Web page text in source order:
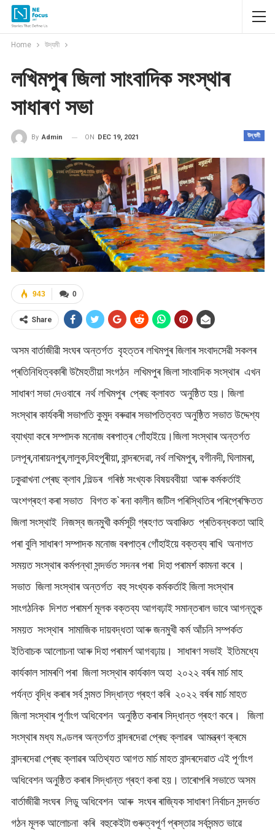
Home উদ্যমী
লখিমপুৰ জিলা সাংবাদিক সংস্থাৰ
সাধাৰণ সভা
উদ্যমী
By Admin ON DEC 19, 2021
0
943
Share
অসম বার্তাজীৱী সংঘৰ অন্তৰ্গত বৃহত্তৰ লখিমপুৰ জিলাৰ সংবাদসেৱী সকলৰ
প্ৰতিনিধিত্বকাৰী উমৈহতীয়া সংগঠন লখিমপুৰ জিলা সাংবাদিক সংস্থাৰ এখন
সাধাৰণ সভা দেওবাৰে নৰ্থ লখিমপুৰ প্ৰেছ ক্লাবত অনুষ্ঠিত হয়। জিলা
সংস্থাৰ কাৰ্যকৰী সভাপতি কুমুদ বৰুৱাৰ সভাপতিত্বত অনুষ্ঠিত সভাত উদ্দেশ্য
ব্যাখ্যা কৰে সম্পাদক মনোজ বৰপাত্ৰ গোঁহাইয়ে।জিলা সংস্থাৰ অন্তৰ্গত
ঢলপূৰ,নাৰায়নপুৰ,লালুক,বিহপুৰীয়া, বান্দৰদেৱা, নৰ্থ লখিমপুৰ, বগীনদী, ঘিলামৰা,
ঢকুৱাখনা প্ৰেছ ক্লাব ,গিল্ডৰ গৰিষ্ঠ সংখ্যক বিষয়ববীয়া আৰু কৰ্মকর্তাই
অংশগ্ৰহণ কৰা সভাত বিগত ক`ৰনা কালীন জটিল পৰিস্থিতিৰ পৰিপ্ৰেক্ষিতত
জিলা সংস্থাই নিজস্ব জনমুখী কৰ্মসূচী গ্ৰহণত অবাঞ্চিত প্ৰতিবন্ধকতা আহি
পৰা বুলি সাধাৰণ সম্পাদক মনোজ বৰপাত্ৰ গোঁহাইয়ে বক্তব্য ৰাখি অনাগত
সময়ত সংস্থাৰ কৰ্মপন্থা সন্দৰ্ভত সদনৰ পৰা দিহা পৰামর্শ কামনা কৰে ।
সভাত জিলা সংস্থাৰ অন্তৰ্গত বহু সংখ্যক কৰ্মকৰ্তাই জিলা সংস্থাৰ
সাংগঠনিক দিশত পৰামৰ্শ মূলক বক্তব্য আগবঢ়াই সমান্তৰাল ভাবে আগন্তুক
সময়ত সংস্থাৰ সামাজিক দায়বদ্ধতা আৰু জনমুখী কৰ্ম আঁচনি সম্পৰ্কত
ইতিবাচক আলোচনা আৰু দিহা পৰামৰ্শ আগবঢ়ায়। সাধাৰণ সভাই ইতিমধ্যে
কাৰ্যকাল সামৰণি পৰা জিলা সংস্থাৰ কাৰ্যকাল অহা ২০২২ বর্ষৰ মাৰ্চ মাহ
পৰ্যন্ত বৃদ্ধি কৰাৰ সৰ্ব সন্মত সিদ্ধান্ত গ্ৰহণ কৰি ২০২২ বৰ্ষৰ মাৰ্চ মাহত
জিলা সংস্থাৰ পূৰ্ণাংগ অধিবেশন অনুষ্ঠিত কৰাৰ সিদ্ধান্ত গ্ৰহণ কৰে। জিলা
সংস্থাৰ মধ্য মণ্ডলৰ অন্তৰ্গত বান্দৰদেৱা প্ৰেছ ক্লাৱৰ আমন্ত্ৰণ ক্ৰমে
বান্দৰদেৱা প্ৰেছ ক্লাৱৰ অতিথ্যত আগত মাৰ্চ মাহত বান্দৰদেৱাত এই পূৰ্ণাংগ
অধিবেশন অনুষ্ঠিত কৰাৰ সিদ্ধান্ত গ্ৰহণ কৰা হয়। তাৰোপৰি সভাতে অসম
বার্তাজীৱী সংঘৰ লিডু অধিবেশন আৰু সংঘৰ ৰাজ্যিক সাধাৰণ নিৰ্বাচন সন্দৰ্ভত
গঠন মূলক আলোচনা কৰি বহুকেইটা গুৰুত্বপূৰ্ণ প্ৰস্তাৱ সৰ্বসন্মত ভাৱে